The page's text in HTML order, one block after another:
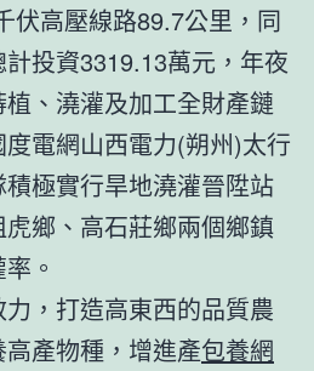
伏高壓線路89.7公里，同
投資3319.13萬元，年夜
、澆灌及加工全財產鏈
電網山西電力(朔州)太行
極實行旱地澆灌晉陞站
鄉、高石莊鄉兩個鄉鎮
。
，打造高東西的品質農
產物種，增進產包養網